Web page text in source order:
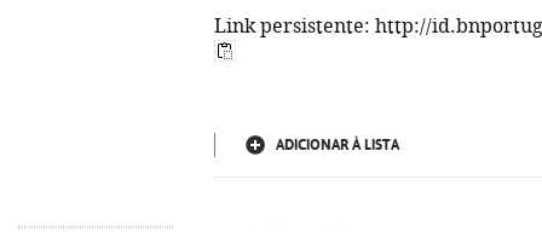
Link persistente: http://
ADICIONAR À LISTA